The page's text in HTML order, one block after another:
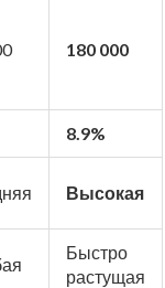
180 000
8.9%
Высокая
Быстро
растущая